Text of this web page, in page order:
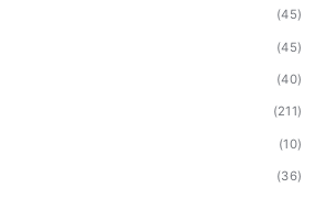
(45)
(45)
(40)
(211)
(10)
(36)